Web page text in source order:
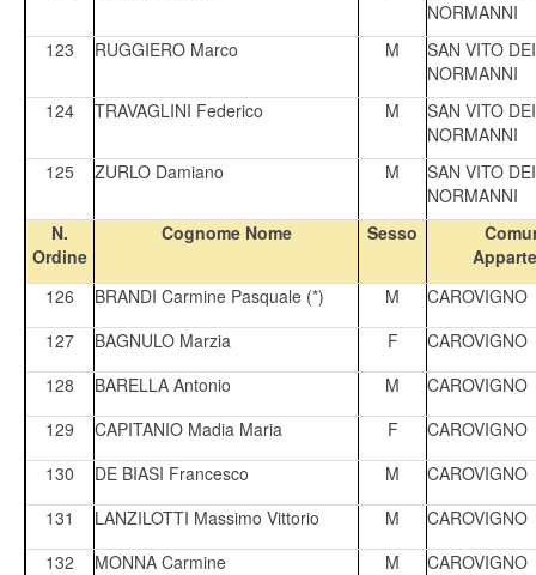
NORMANNI
123
RUGGIERO Marco M
SAN VITO DEI
NORMANNI
124
TRAVAGLINI Federico M
SAN VITO DEI
NORMANNI
125
ZURLO Damiano M
SAN VITO DEI
NORMANNI
N.
Ordine
Cognome Nome Sesso
126
BRANDI Carmine Pasquale (*) M
CAROVIGNO
127
BAGNULO Marzia F
CAROVIGNO
128
BARELLA Antonio M
CAROVIGNO
129
CAPITANIO Madia Maria F
CAROVIGNO
130
DE BIASI Francesco M
CAROVIGNO
131
LANZILOTTI Massimo Vittorio M
CAROVIGNO
132
MONNA Carmine M
CAROVIGNO